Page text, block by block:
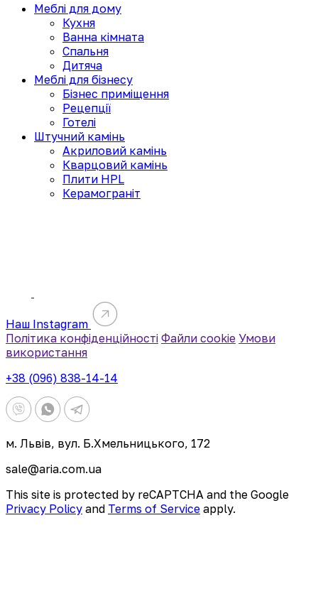
Меблі для дому
Кухня
Ванна кімната
Спальня
Дитяча
Меблі для бізнесу
Бізнес приміщення
Рецепції
Готелі
Штучний камінь
Акриловий камінь
Кварцовий камінь
Плити HPL
Керамограніт
Наш Instagram
Політика конфіденційності Файли cookie Умови
використання
+38 (096) 838-14-14
м. Львів, вул. Б.Хмельницького, 172
sale@aria.com.ua
This site is protected by reCAPTCHA and the Google
Privacy Policy and Terms of Service apply.